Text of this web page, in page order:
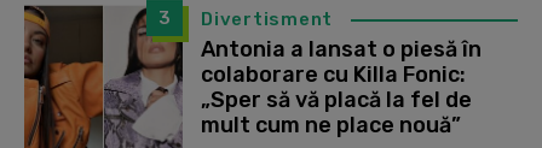
3 Divertisment
Antonia a lansat o piesă în
colaborare cu Killa Fonic:
„Sper să vă placă la fel de
mult cum ne place nouă”